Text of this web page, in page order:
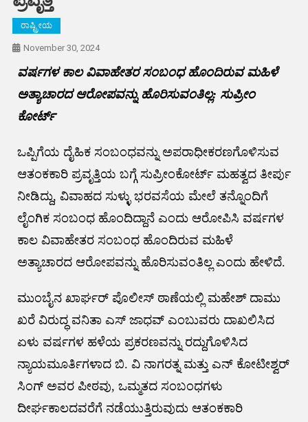
ರಾಷ್ಟ್ರೀಯ
November 30, 2024
ವರ್ಷಗಳ ಕಾಲ ವಿವಾಹೇತರ ಸಂಬಂಧ ಹೊಂದಿರುವ ಮಹಿಳೆ
ಅತ್ಯಾಚಾರದ ಆರೋಪವನ್ನು ಹೊರಿಸುವಂತಿಲ್ಲ: ಸುಪ್ರೀಂ
ಕೋರ್ಟ್
ಒಪ್ಪಿಗೆಯ ದೈಹಿಕ ಸಂಬಂಧವನ್ನು ಅಪರಾಧೀಕರಣಗೊಳಿಸುವ
ಆತಂಕಕಾರಿ ಪ್ರವೃತ್ತಿಯ ಬಗ್ಗೆ ಸುಪ್ರೀಂಕೋರ್ಟ್ ಮಹತ್ವದ ತೀರ್ಪು
ನೀಡಿದ್ದು, ವಿವಾಹದ ಸುಳ್ಳು ಭರವಸೆಯ ಮೇಲೆ ತನ್ನೊಂದಿಗೆ
ಲೈಂಗಿಕ ಸಂಬಂಧ ಹೊಂದಿದ್ದಾನೆ ಎಂದು ಆರೋಪಿಸಿ ವರ್ಷಗಳ
ಕಾಲ ವಿವಾಹೇತರ ಸಂಬಂಧ ಹೊಂದಿರುವ ಮಹಿಳೆ
ಅತ್ಯಾಚಾರದ ಆರೋಪವನ್ನು ಹೊರಿಸುವಂತಿಲ್ಲ ಎಂದು ಹೇಳಿದೆ.
ಮುಂಬೈನ ಖಾರ್ಘರ್ ಪೊಲೀಸ್ ಠಾಣೆಯಲ್ಲಿ ಮಹೇಶ್ ದಾಮು
ಖರೆ ವಿರುದ್ಧ ವನಿತಾ ಎಸ್ ಜಾಧವ್ ಎಂಬುವರು ದಾಖಲಿಸಿದ
ಏಳು ವರ್ಷಗಳ ಹಳೆಯ ಪ್ರಕರಣವನ್ನು ರದ್ದುಗೊಳಿಸಿದ
ನ್ಯಾಯಮೂರ್ತಿಗಳಾದ ಬಿ. ವಿ ನಾಗರತ್ನ ಮತ್ತು ಎನ್ ಕೋಟೀಶ್ವರ್
ಸಿಂಗ್ ಅವರ ಪೀಠವು, ಒಮ್ಮತದ ಸಂಬಂಧಗಳು
ದೀರ್ಘಕಾಲದವರೆಗೆ ನಡೆಯುತ್ತಿರುವುದು ಆತಂಕಕಾರಿ